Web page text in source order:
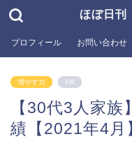
ほぼ日刊
プロフィール お問い合わせ
増やす力 PR
【30代3人家
績【2021年4月